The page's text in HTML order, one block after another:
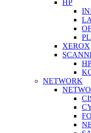
HP
XEROX
NETWORK